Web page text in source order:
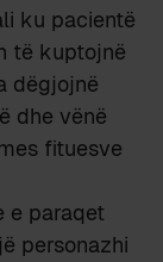
ku pacientë
të kuptojnë
dëgjojnë
dhe vënë
fituesve
e paraqet
personazhi